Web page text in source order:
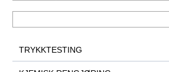
TRYKKTESTING